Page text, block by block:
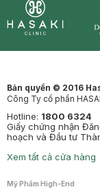
Bản quyền © 2016
Công Ty cổ phần
Hotline: 1800 6324
Giấy chứng nhận
hoạch và Đầu tư
Xem tất cả cửa hàng
Mỹ Phẩm High-End